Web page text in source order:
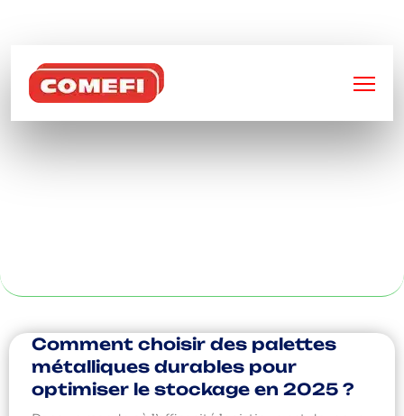
SOUDURE
Comment choisir des palettes
métalliques durables pour
optimiser le stockage en 2025 ?